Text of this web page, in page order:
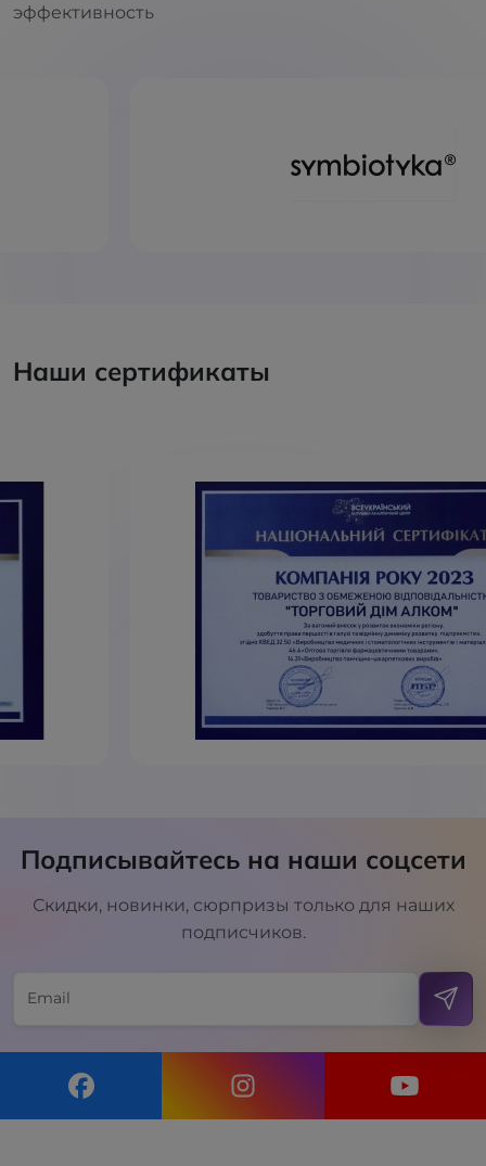
эффективность
Наши сертификаты
Подписывайтесь на наши соцсети
Скидки, новинки, сюрпризы только для наших
подписчиков.